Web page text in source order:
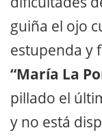
guiña el ojo
estupenda y
“María La
pillado el
y no está